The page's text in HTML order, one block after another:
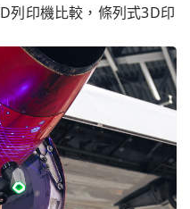
列印機比較，條列式3D印